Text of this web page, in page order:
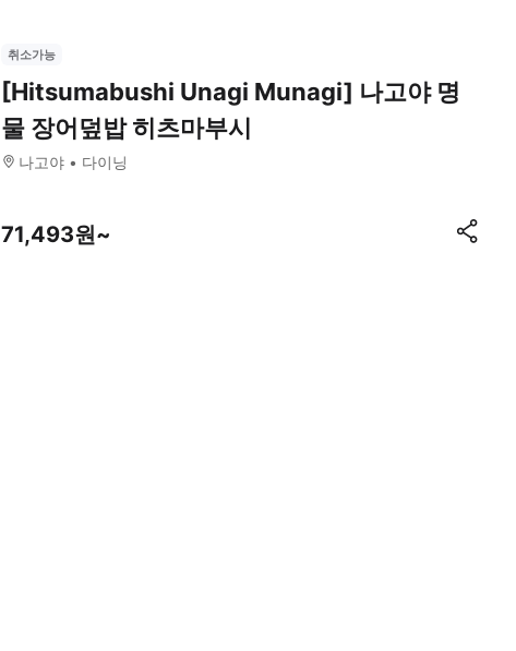
취소가능
[Hitsumabushi Unagi Munagi] 나고야 명
물 장어덮밥 히츠마부시
나고야 다이닝
71,493원~